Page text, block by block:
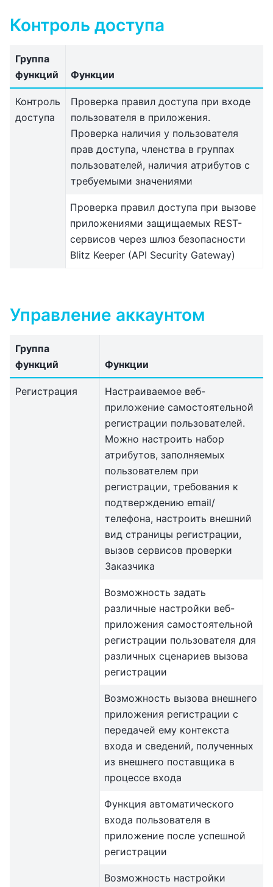
Контроль доступа
Группа
функций
Функции
Контроль
доступа
Проверка правил доступа при входе
пользователя в приложения.
Проверка наличия у пользователя
прав доступа, членства в группах
пользователей, наличия атрибутов с
требуемыми значениями
Проверка правил доступа при вызове
приложениями защищаемых REST-
сервисов через шлюз безопасности
Blitz Keeper (API Security Gateway)
Управление аккаунтом
Группа
функций
Функции
Регистрация
Настраиваемое веб-
приложение самостоятельной
регистрации пользователей.
Можно настроить набор
атрибутов, заполняемых
пользователем при
регистрации, требования к
подтверждению email/
телефона, настроить внешний
вид страницы регистрации,
вызов сервисов проверки
Заказчика
Возможность задать
различные настройки веб-
приложения самостоятельной
регистрации пользователя для
различных сценариев вызова
регистрации
Возможность вызова внешнего
приложения регистрации с
передачей ему контекста
входа и сведений, полученных
из внешнего поставщика в
процессе входа
Функция автоматического
входа пользователя в
приложение после успешной
регистрации
Возможность настройки